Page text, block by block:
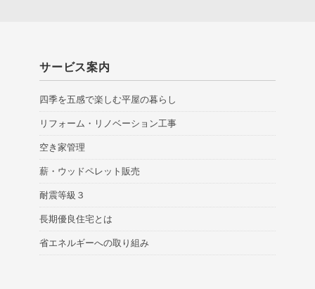
サービス案内
四季を五感で楽しむ平屋の暮らし
リフォーム・リノベーション工事
空き家管理
薪・ウッドペレット販売
耐震等級３
長期優良住宅とは
省エネルギーへの取り組み